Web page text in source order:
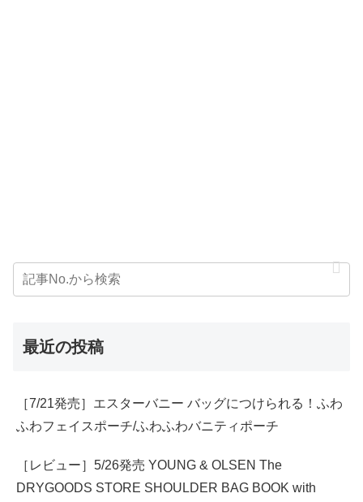
最近の投稿
［7/21発売］エスターバニー バッグにつけられる！ふわ
ふわフェイスポーチ/ふわふわバニティポーチ
［レビュー］5/26発売 YOUNG & OLSEN The
DRYGOODS STORE SHOULDER BAG BOOK with